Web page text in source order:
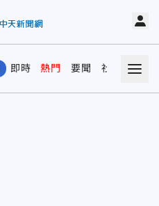
即時 熱門 要聞 社會 娛樂